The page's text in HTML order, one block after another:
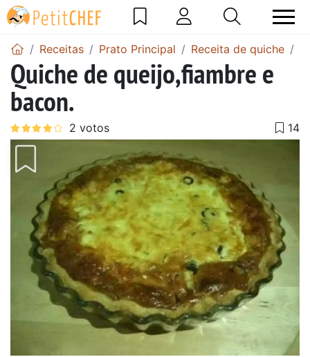
Receitas Prato Principal Receita de quiche
Quiche de queijo,fiambre e
bacon.